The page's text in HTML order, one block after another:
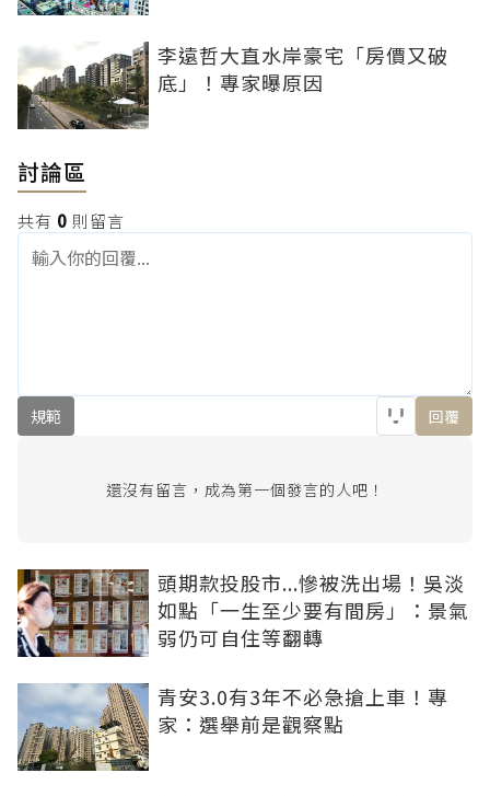
李遠哲大直水岸豪宅「房價又破
底」！專家曝原因
討論區
共有 0 則留言
規範 回覆
還沒有留言，成為第一個發言的人吧！
頭期款投股市...慘被洗出場！吳淡
如點「一生至少要有間房」：景氣
弱仍可自住等翻轉
青安3.0有3年不必急搶上車！專
家：選舉前是觀察點